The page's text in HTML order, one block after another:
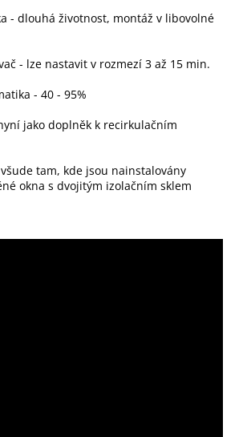
- dlouhá životnost, montáž v libovolné
- lze nastavit v rozmezí 3 až 15 min.
- 40 - 95%
jako doplněk k recirkulačním
tam, kde jsou nainstalovány
okna s dvojitým izolačním sklem